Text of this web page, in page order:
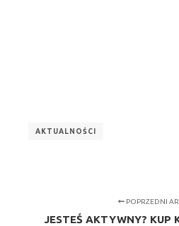
AKTUALNOŚCI
POPRZEDNI
JESTEŚ AKTYWNY? KUP